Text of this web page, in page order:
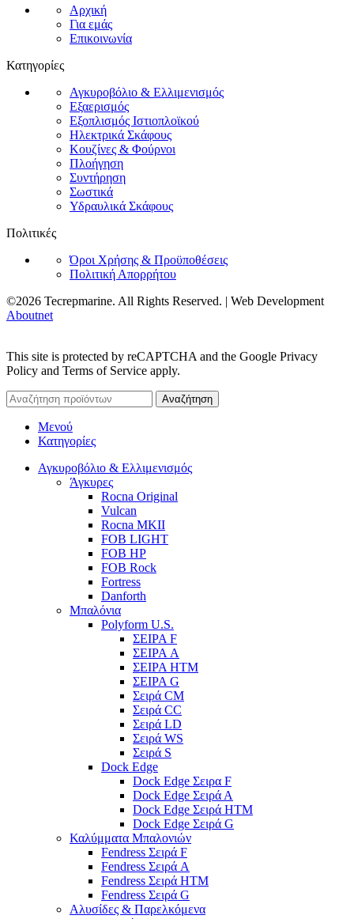
Αρχική
Για εμάς
Επικοινωνία
Κατηγορίες
Αγκυροβόλιο & Ελλιμενισμός
Εξαερισμός
Εξοπλισμός Ιστιοπλοϊκού
Ηλεκτρικά Σκάφους
Κουζίνες & Φούρνοι
Πλοήγηση
Συντήρηση
Σωστικά
Υδραυλικά Σκάφους
Πολιτικές
Όροι Χρήσης & Προϋποθέσεις
Πολιτική Απορρήτου
©2026 Tecrepmarine. All Rights Reserved. | Web Development
Aboutnet
This site is protected by reCAPTCHA and the Google Privacy
Policy and Terms of Service apply.
Αναζήτηση
Μενού
Κατηγορίες
Αγκυροβόλιο & Ελλιμενισμός
Άγκυρες
Rocna Original
Vulcan
Rocna MKII
FOB LIGHT
FOB HP
FOB Rock
Fortress
Danforth
Μπαλόνια
Polyform U.S.
ΣΕΙΡΑ F
ΣΕΙΡΑ A
ΣΕΙΡΑ HTM
ΣΕΙΡΑ G
Σειρά CM
Σειρά CC
Σειρά LD
Σειρά WS
Σειρά S
Dock Edge
Dock Edge Σειρα F
Dock Edge Σειρά Α
Dock Edge Σειρά HTM
Dock Edge Σειρά G
Καλύμματα Μπαλονιών
Fendress Σειρά F
Fendress Σειρά A
Fendress Σειρά HTM
Fendress Σειρά G
Αλυσίδες & Παρελκόμενα